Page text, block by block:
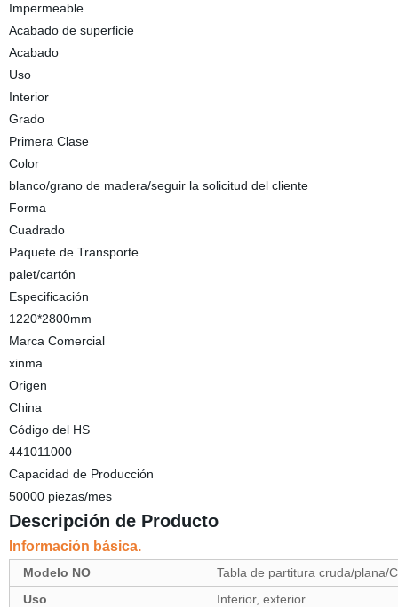
Impermeable
Acabado de superficie
Acabado
Uso
Interior
Grado
Primera Clase
Color
blanco/grano de madera/seguir la solicitud del cliente
Forma
Cuadrado
Paquete de Transporte
palet/cartón
Especificación
1220*2800mm
Marca Comercial
xinma
Origen
China
Código del HS
441011000
Capacidad de Producción
50000 piezas/mes
Descripción de Producto
Información básica.
Modelo NO
Tabla de partitura cruda/plana/
Uso
Interior, exterior